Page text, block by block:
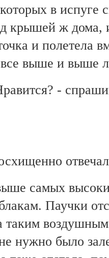
в испуге
крышей ж дома,
и полетела
выше и выше
-
самых
Паучки
таким
нужно было